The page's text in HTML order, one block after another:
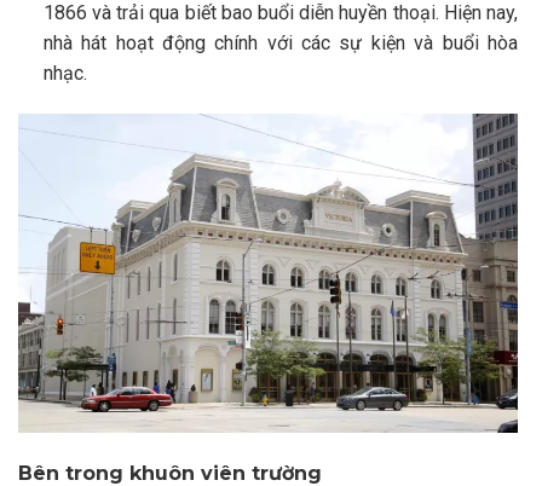
1866 và trải qua biết bao buổi diễn huyền thoại. Hiện nay,
nhà hát hoạt động chính với các sự kiện và buổi hòa
nhạc.
Bên trong khuôn viên trường